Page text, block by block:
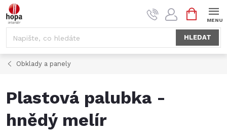
Přejít
na
HLEDAT
NÁKUPNÍ
KOŠÍK
Obklady a panely
Plastová palubka -
hnědý melír